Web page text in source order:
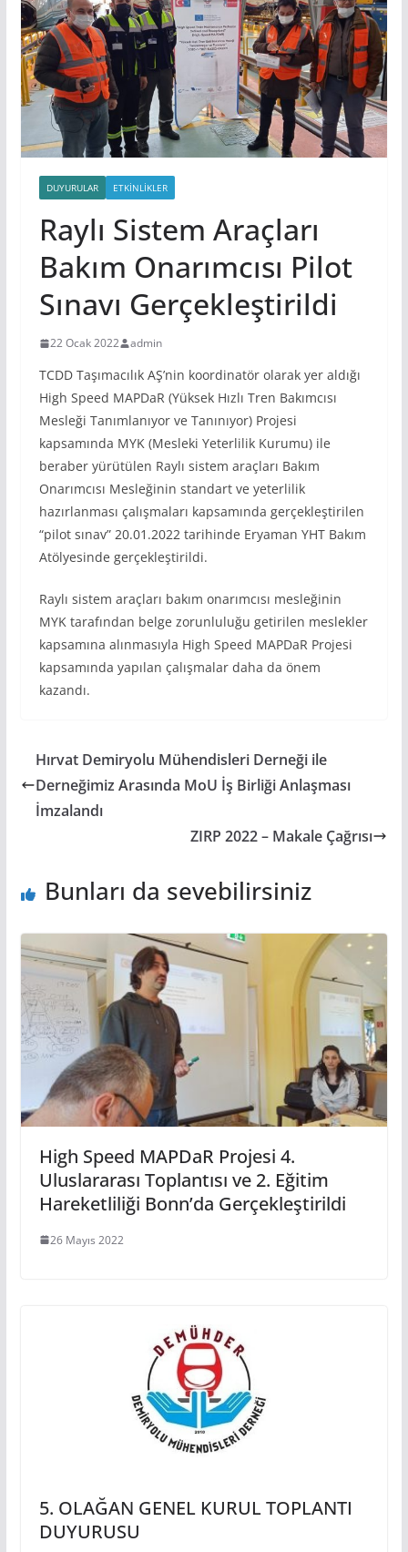
DUYURULAR ETKINLIKLER
Raylı Sistem Araçları
Bakım Onarımcısı Pilot
Sınavı Gerçekleştirildi
22 Ocak 2022 admin
TCDD Taşımacılık AŞ’nin koordinatör olarak yer aldığı
High Speed MAPDaR (Yüksek Hızlı Tren Bakımcısı
Mesleği Tanımlanıyor ve Tanınıyor) Projesi
kapsamında MYK (Mesleki Yeterlilik Kurumu) ile
beraber yürütülen Raylı sistem araçları Bakım
Onarımcısı Mesleğinin standart ve yeterlilik
hazırlanması çalışmaları kapsamında gerçekleştirilen
“pilot sınav” 20.01.2022 tarihinde Eryaman YHT Bakım
Atölyesinde gerçekleştirildi.
Raylı sistem araçları bakım onarımcısı mesleğinin
MYK tarafından belge zorunluluğu getirilen meslekler
kapsamına alınmasıyla High Speed MAPDaR Projesi
kapsamında yapılan çalışmalar daha da önem
kazandı.
Hırvat Demiryolu Mühendisleri Derneği ile
Derneğimiz Arasında MoU İş Birliği Anlaşması
İmzalandı
ZIRP 2022 – Makale Çağrısı
Bunları da sevebilirsiniz
High Speed MAPDaR Projesi 4.
Uluslararası Toplantısı ve 2. Eğitim
Hareketliliği Bonn’da Gerçekleştirildi
26 Mayıs 2022
5. OLAĞAN GENEL KURUL TOPLANTI
DUYURUSU